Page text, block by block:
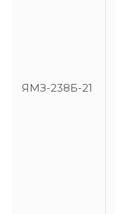
ЯМЗ-238Б-21